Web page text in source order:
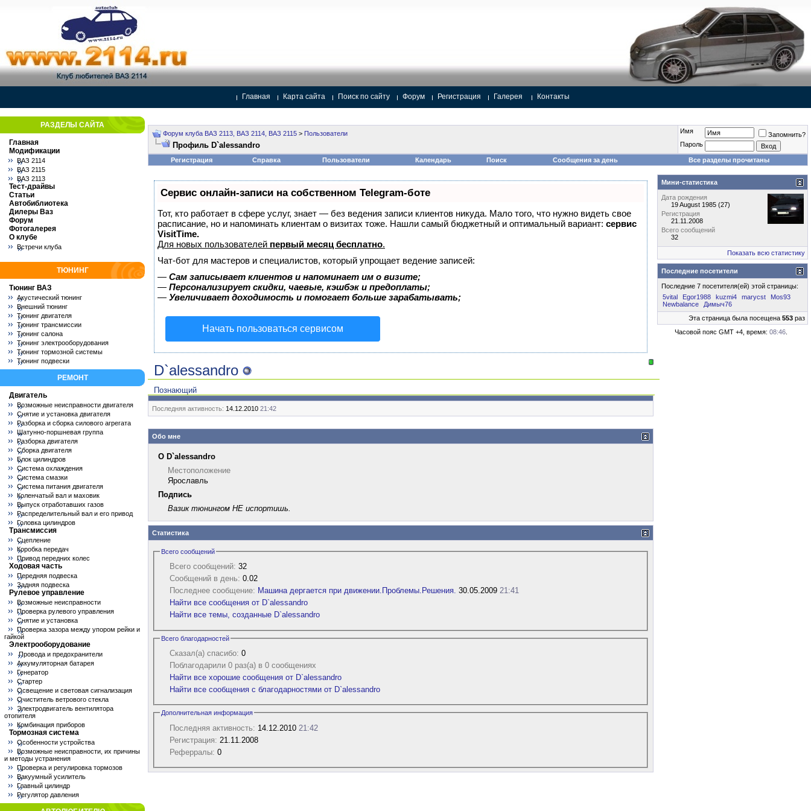
Главная Карта сайта Поиск по сайту Форум Регистрация Галерея Контакты
РАЗДЕЛЫ САЙТА
Главная
Модификации
ВАЗ 2114
ВАЗ 2115
ВАЗ 2113
Тест-драйвы
Статьи
Автобиблиотека
Дилеры Ваз
Форум
Фотогалерея
О клубе
Встречи клуба
ТЮНИНГ
Тюнинг ВАЗ
Акустический тюнинг
Внешний тюнинг
Тюнинг двигателя
Тюнинг трансмиссии
Тюнинг салона
Тюнинг электрооборудования
Тюнинг тормозной системы
Тюнинг подвески
РЕМОНТ
Двигатель
Возможные неисправности двигателя
Снятие и установка двигателя
Разборка и сборка силового агрегата
Шатунно-поршневая группа
Разборка двигателя
Сборка двигателя
Блок цилиндров
Система охлаждения
Система смазки
Система питания двигателя
Коленчатый вал и маховик
Выпуск отработавших газов
Распределительный вал и его привод
Головка цилиндров
Трансмиссия
Сцепление
Коробка передач
Привод передних колес
Ходовая часть
Передняя подвеска
Задняя подвеска
Рулевое управление
Возможные неисправности
Проверка рулевого управления
Снятие и установка
Проверка зазора между упором рейки и
гайкой
Электрооборудование
Провода и предохранители
Аккумуляторная батарея
Генератор
Стартер
Освещение и световая сигнализация
Очиститель ветрового стекла
Электродвигатель вентилятора
отопителя
Комбинация приборов
Тормозная система
Особенности устройства
Возможные неисправности, их причины
и методы устранения
Проверка и регулировка тормозов
Вакуумный усилитель
Главный цилиндр
Регулятор давления
Форум клуба ВАЗ 2113, ВАЗ 2114, ВАЗ 2115 > Пользователи
Профиль D`alessandro
Имя
Запомнить?
Пароль
Регистрация Справка Пользователи Календарь Поиск Сообщения за день Все разделы прочитаны
Сервис онлайн-записи на собственном Telegram-боте
Тот, кто работает в сфере услуг, знает — без ведения записи клиентов никуда. Мало того, что нужно видеть свое
расписание, но и напоминать клиентам о визитах тоже. Нашли самый бюджетный и оптимальный вариант: сервис
VisitTime.
Для новых пользователей первый месяц бесплатно.
Чат-бот для мастеров и специалистов, который упрощает ведение записей:
— Сам записывает клиентов и напоминает им о визите;
— Персонализирует скидки, чаевые, кэшбэк и предоплаты;
— Увеличивает доходимость и помогает больше зарабатывать;
Начать пользоваться сервисом
D`alessandro
Познающий
Последняя активность: 14.12.2010 21:42
Обо мне
О D`alessandro
Местоположение
Ярославль
Подпись
Вазик тюнингом НЕ испортишь.
Статистика
Всего сообщений
Всего сообщений: 32
Сообщений в день: 0.02
Последнее сообщение: Машина дергается при движении.Проблемы.Решения. 30.05.2009 21:41
Найти все сообщения от D`alessandro
Найти все темы, созданные D`alessandro
Всего благодарностей
Сказал(а) спасибо: 0
Поблагодарили 0 раз(а) в 0 сообщениях
Найти все хорошие сообщения от D`alessandro
Найти все сообщения с благодарностями от D`alessandro
Дополнительная информация
Последняя активность: 14.12.2010 21:42
Регистрация: 21.11.2008
Реферралы: 0
Мини-статистика
Дата рождения
19 August 1985 (27)
Регистрация
21.11.2008
Всего сообщений
32
Показать всю статистику
Последние посетители
Последние 7 посетителя(ей) этой страницы:
5vital
Egor1988 kuzmi4 marycst
Mos93
Newbalance
Димыч76
Эта страница была посещена 553 раз
Часовой пояс GMT +4, время: 08:46.